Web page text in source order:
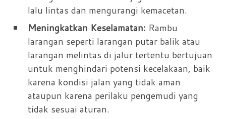
lalu lintas dan mengurangi kemacetan.
Meningkatkan Keselamatan: Rambu
larangan seperti larangan putar balik atau
larangan melintas di jalur tertentu bertujuan
untuk menghindari potensi kecelakaan, baik
karena kondisi jalan yang tidak aman
ataupun karena perilaku pengemudi yang
tidak sesuai aturan.